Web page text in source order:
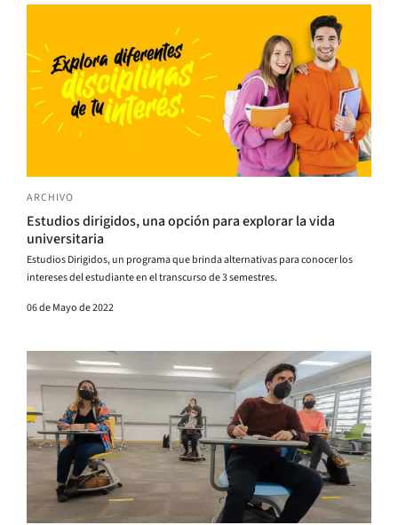
ARCHIVO
Estudios dirigidos, una opción para explorar la vida
universitaria
Estudios Dirigidos, un programa que brinda alternativas para conocer los
intereses del estudiante en el transcurso de 3 semestres.
06 de Mayo de 2022